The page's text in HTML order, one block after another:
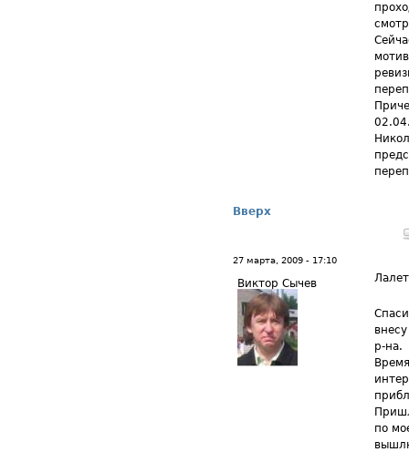
Вверх
27 марта, 2009 - 17:10
Виктор Сычев
р-на.
по